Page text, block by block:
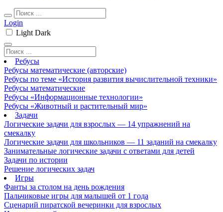
Login
Light Dark
Ребусы
Ребусы математические (авторские)
Ребусы по теме «История развития вычислительной техники»
Ребусы математические
Ребусы «Информационные технологии»
Ребусы «Животный и растительный мир»
Задачи
Логические задачи для взрослых — 14 упражнений на
смекалку
Логические задачи для школьников — 11 заданий на смекалку
Занимательные логические задачи с ответами для детей
Задачи по истории
Решение логических задач
Игры
Фанты за столом на день рождения
Пальчиковые игры для малышей от 1 года
Сценарий пиратской вечеринки для взрослых